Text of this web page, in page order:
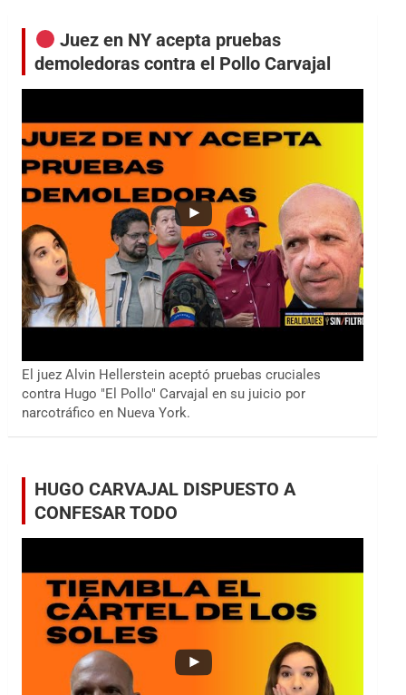
Juez en NY acepta pruebas
demoledoras contra el Pollo Carvajal
El juez Alvin Hellerstein aceptó pruebas cruciales
contra Hugo "El Pollo" Carvajal en su juicio por
narcotráfico en Nueva York.
HUGO CARVAJAL DISPUESTO A
CONFESAR TODO